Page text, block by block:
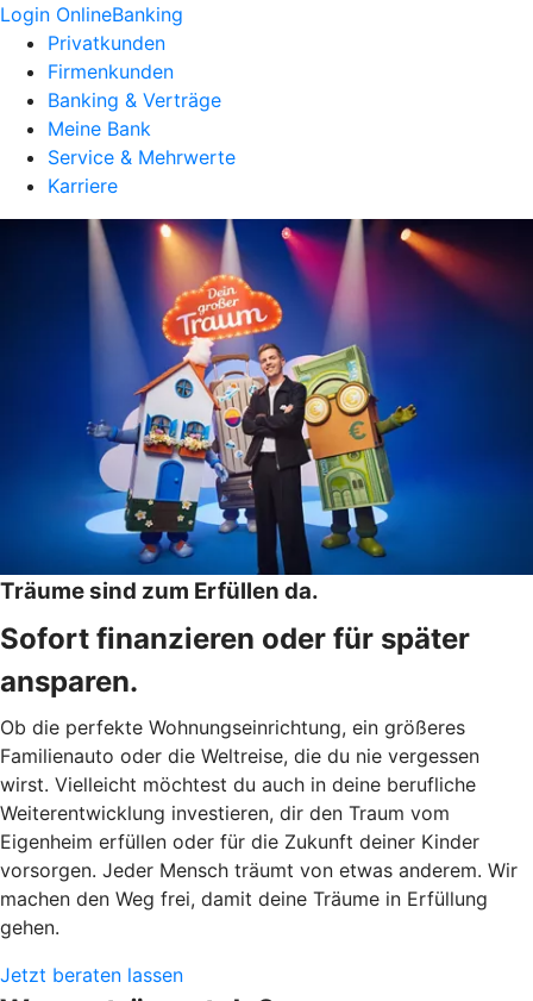
Login OnlineBanking
Privatkunden
Firmenkunden
Banking & Verträge
Meine Bank
Service & Mehrwerte
Karriere
Träume sind zum Erfüllen da.
Sofort finanzieren oder für später
ansparen.
Ob die perfekte Wohnungseinrichtung, ein größeres
Familienauto oder die Weltreise, die du nie vergessen
wirst. Vielleicht möchtest du auch in deine berufliche
Weiterentwicklung investieren, dir den Traum vom
Eigenheim erfüllen oder für die Zukunft deiner Kinder
vorsorgen. Jeder Mensch träumt von etwas anderem. Wir
machen den Weg frei, damit deine Träume in Erfüllung
gehen.
Jetzt beraten lassen